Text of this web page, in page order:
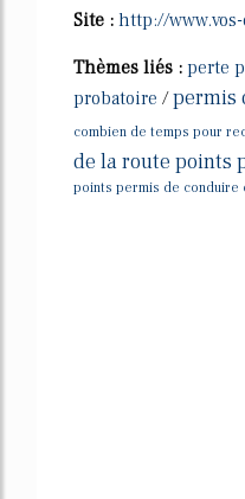
Site : http://
Thèmes liés : perte
probatoire /permis
combien de temps pour
de la route points
points permis de conduire